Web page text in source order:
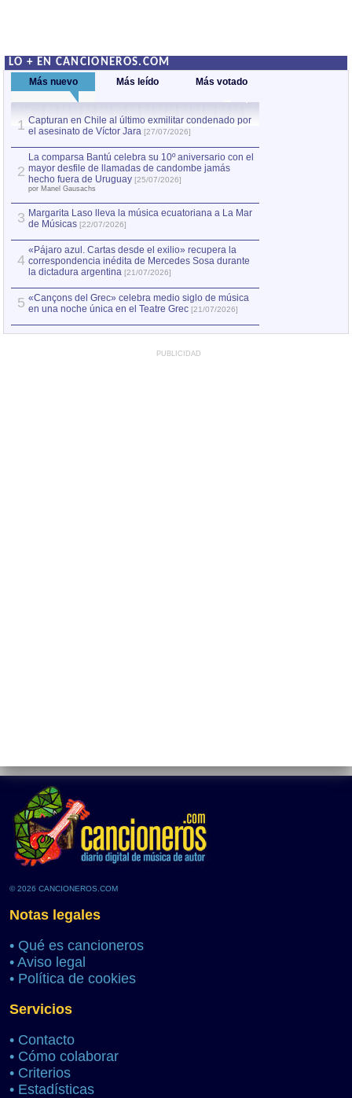
LO + EN CANCIONEROS.COM
Más nuevo Más leído Más votado
1 Capturan en Chile al último exmilitar condenado por
el asesinato de Víctor Jara [27/07/2026]
2
La comparsa Bantú celebra su 10º aniversario con el
mayor desfile de llamadas de candombe jamás
hecho fuera de Uruguay [25/07/2026]
por Manel Gausachs
3 Margarita Laso lleva la música ecuatoriana a La Mar
de Músicas [22/07/2026]
4
«Pájaro azul. Cartas desde el exilio» recupera la
correspondencia inédita de Mercedes Sosa durante
la dictadura argentina [21/07/2026]
5 «Cançons del Grec» celebra medio siglo de música
en una noche única en el Teatre Grec [21/07/2026]
PUBLICIDAD
© 2026 CANCIONEROS.COM
Notas legales
• Qué es cancioneros
• Aviso legal
• Política de cookies
Servicios
• Contacto
• Cómo colaborar
• Criterios
• Estadísticas